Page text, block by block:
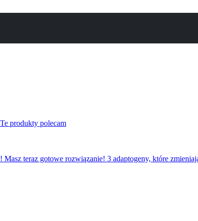
Te produkty polecam
Masz teraz gotowe rozwiązanie! 3 adaptogeny, które